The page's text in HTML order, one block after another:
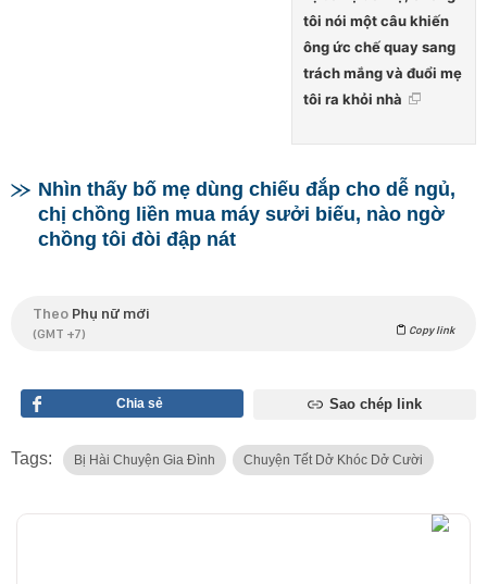
tôi nói một câu khiến
ông ức chế quay sang
trách mắng và đuổi mẹ
tôi ra khỏi nhà
Nhìn thấy bố mẹ dùng chiếu đắp cho dễ ngủ,
chị chồng liền mua máy sưởi biếu, nào ngờ
chồng tôi đòi đập nát
Theo Phụ nữ mới
(GMT +7) Copy link
Chia sẻ Sao chép link
Tags: Bị Hài Chuyện Gia Đình Chuyện Tết Dở Khóc Dở Cười